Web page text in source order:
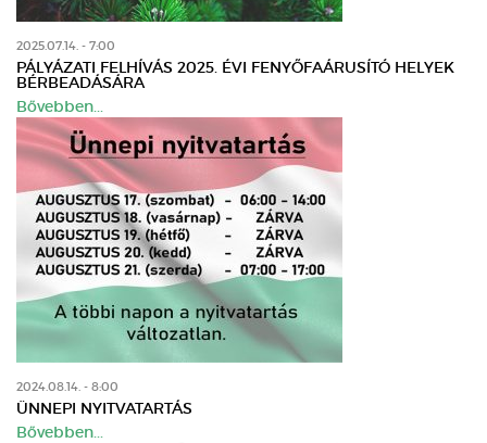
2025.07.14. - 7:00
PÁLYÁZATI FELHÍVÁS 2025. ÉVI FENYŐFAÁRUSÍTÓ HELYEK
BÉRBEADÁSÁRA
Bővebben...
2024.08.14. - 8:00
ÜNNEPI NYITVATARTÁS
Bővebben...